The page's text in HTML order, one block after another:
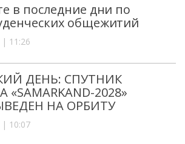
в последние дни по
общежитий
11:26
ДЕНЬ: СПУТНИК
2028»
НА ОРБИТУ
| 10:07